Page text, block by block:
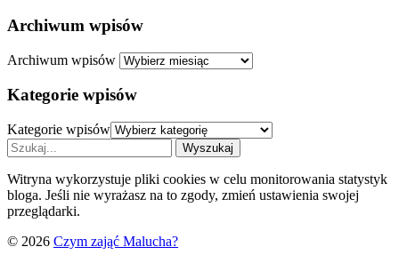
Archiwum wpisów
Archiwum wpisów
Kategorie wpisów
Kategorie wpisów
Witryna wykorzystuje pliki cookies w celu monitorowania statystyk
bloga. Jeśli nie wyrażasz na to zgody, zmień ustawienia swojej
przeglądarki.
© 2026 Czym zająć Malucha?